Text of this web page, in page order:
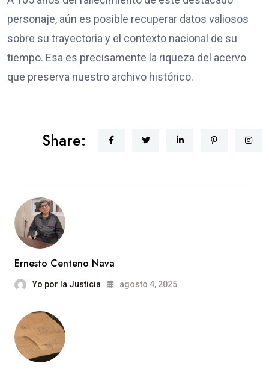
personaje, aún es posible recuperar datos valiosos
sobre su trayectoria y el contexto nacional de su
tiempo. Esa es precisamente la riqueza del acervo
que preserva nuestro archivo histórico.
Share:
Ernesto Centeno Nava
Yo por la Justicia agosto 4, 2025